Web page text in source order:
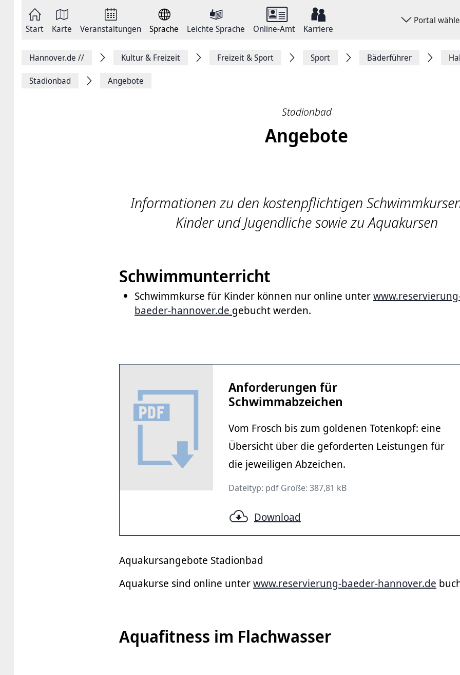
springen
Start Karte Veranstaltungen Sprache Leichte Sprache Online-Amt Karriere
Portal
FacebookHannover.de // Kultur & Freizeit Freizeit & Sport Sport Bäderführer
Stadionbad Angebote
Stadionbad
Angebote
Informationen zu den kostenpflichtigen
Kinder und Jugendliche sowie zu Aquakursen
Schwimmunterricht
Schwimmkurse für Kinder können nur online unter
baeder-hannover.de gebucht werden.
Anforderungen für
Schwimmabzeichen
Vom Frosch bis zum goldenen Totenkopf: eine
Übersicht über die geforderten Leistungen für
die jeweiligen Abzeichen.
Dateityp: pdf Größe: 387,81 kB
Download
Aquakursangebote Stadionbad
Aquakurse sind online unterwww.reservierung-baeder-hannover.de
Aquafitness im Flachwasser